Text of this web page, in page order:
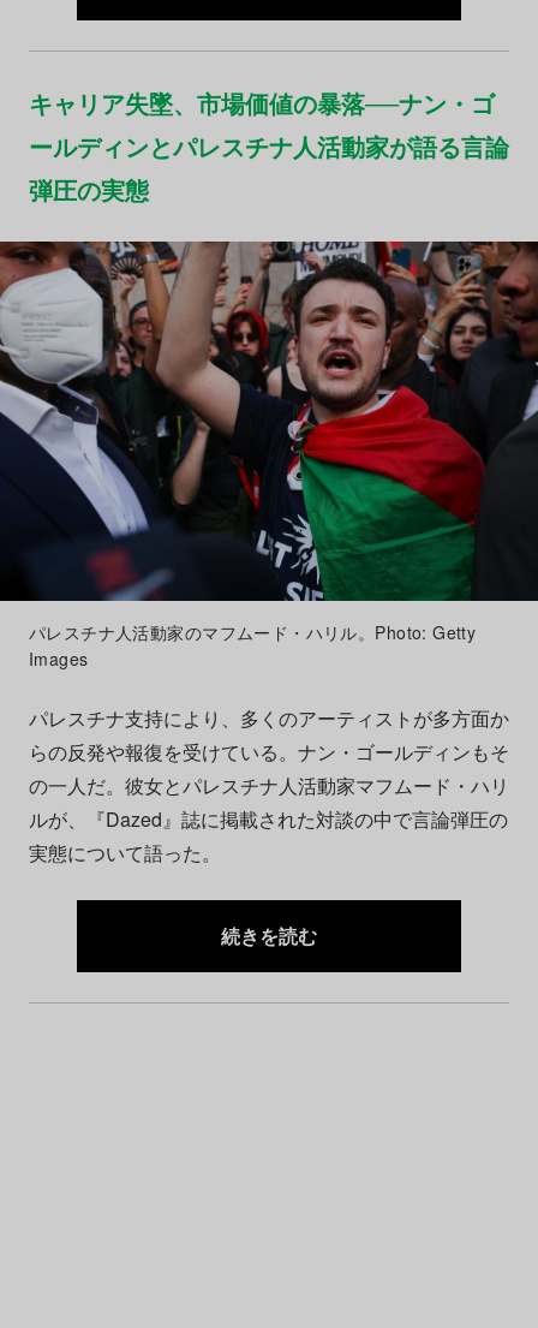
キャリア失墜、市場価値の暴落──ナン・ゴ
ールディンとパレスチナ人活動家が語る言論
弾圧の実態
パレスチナ人活動家のマフムード・ハリル。Photo: Getty
Images
パレスチナ支持により、多くのアーティストが多方面か
らの反発や報復を受けている。ナン・ゴールディンもそ
の一人だ。彼女とパレスチナ人活動家マフムード・ハリ
ルが、『Dazed』誌に掲載された対談の中で言論弾圧の
実態について語った。
続きを読む